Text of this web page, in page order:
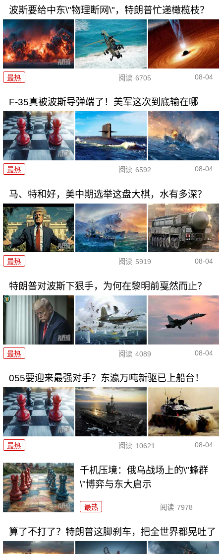
波斯要给中东\"物理断网\"，特朗普忙递橄榄枝？
最热 阅读 6705 08-04
F-35真被波斯导弹端了！美军这次到底输在哪
最热 阅读 6592 08-04
马、特和好，美中期选举这盘大棋，水有多深？
最热 阅读 5919 08-04
特朗普对波斯下狠手，为何在黎明前戛然而止？
最热 阅读 4089 08-04
055要迎来最强对手？东瀛万吨新驱已上船台！
最热 阅读 10621 08-04
千机压境：俄乌战场上的\"蜂群
\"博弈与东大启示
最热 阅读 7978
算了不打了？特朗普这脚刹车，把全世界都晃吐了